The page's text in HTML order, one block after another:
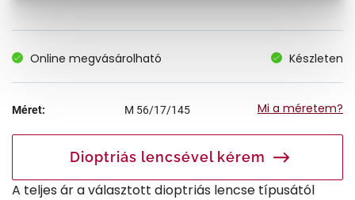
Online megvásárolható Készleten
Méret: M 56/17/145 Mi a méretem?
Dioptriás lencsével kérem
A teljes ár a választott dioptriás lencse típusától